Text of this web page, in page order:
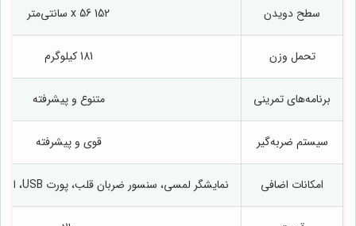
سطح دویدن 152 x 56 سانتی‌متر
تحمل وزن 181 کیلوگرم
برنامه‌های تمرینی متنوع و پیشرفته
سیستم ضربه‌گیر قوی و پیشرفته
امکانات اضافی نمایشگر لمسی، سنسور ضربان قلب، پورت USB، اسپیکر، اتصال به اینترنت